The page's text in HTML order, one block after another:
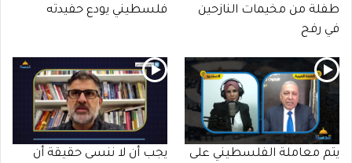
طفلة من مخيمات النازحين
في رفح
فلسطيني يودع حفيدته
يتم معاملة الفلسطيني على
يجب أن لا ننسى حقيقة أن